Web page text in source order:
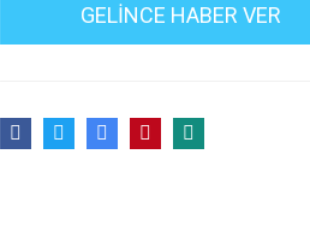
GELİNCE HABER VER